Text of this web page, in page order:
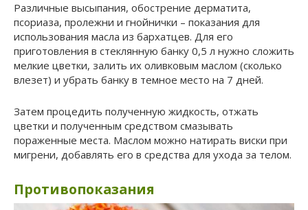
Различные высыпания, обострение дерматита,
псориаза, пролежни и гнойнички – показания для
использования масла из бархатцев. Для его
приготовления в стеклянную банку 0,5 л нужно сложить
мелкие цветки, залить их оливковым маслом (сколько
влезет) и убрать банку в темное место на 7 дней.
Затем процедить полученную жидкость, отжать
цветки и полученным средством смазывать
пораженные места. Маслом можно натирать виски при
мигрени, добавлять его в средства для ухода за телом.
Противопоказания